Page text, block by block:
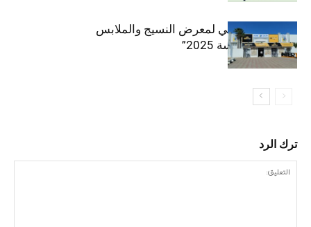
الافتتاح الرسمي لمعرض النسيج والملابس
“إنترتكس سوسة 2025”
ترك الرد